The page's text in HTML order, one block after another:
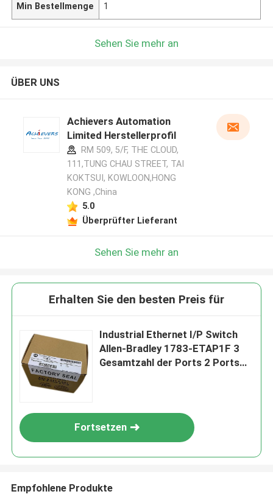
Min Bestellmenge 1
Sehen Sie mehr an
ÜBER UNS
Achievers Automation
Limited Herstellerprofil
RM 509, 5/F, THE CLOUD,
111,TUNG CHAU STREET, TAI
KOKTSUI, KOWLOON,HONG
KONG ,China
5.0
Überprüfter Lieferant
Sehen Sie mehr an
Erhalten Sie den besten Preis für
Industrial Ethernet I/P Switch
Allen-Bradley 1783-ETAP1F 3
Gesamtzahl der Ports 2 Ports
Fortsetzen
Empfohlene Produkte